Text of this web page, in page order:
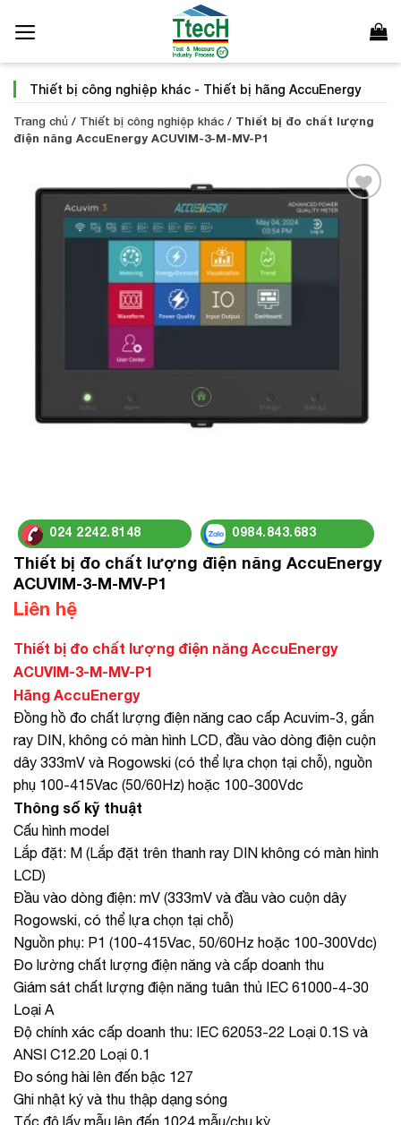
qua
dung
Thiết bị công nghiệp khác - Thiết bị hãng AccuEnergy
Trang chủ / Thiết bị công nghiệp khác / Thiết bị đo chất lượng
điện năng AccuEnergy ACUVIM-3-M-MV-P1
Add to
024 2242.8148 0984.843.683
Thiết bị đo chất lượng điện năng AccuEnergy
ACUVIM-3-M-MV-P1
Liên hệ
Thiết bị đo chất lượng điện năng AccuEnergy
ACUVIM-3-M-MV-P1
Hãng AccuEnergy
Đồng hồ đo chất lượng điện năng cao cấp Acuvim-3, gắn
ray DIN, không có màn hình LCD, đầu vào dòng điện cuộn
dây 333mV và Rogowski (có thể lựa chọn tại chỗ), nguồn
phụ 100-415Vac (50/60Hz) hoặc 100-300Vdc
Thông số kỹ thuật
Cấu hình model
Lắp đặt: M (Lắp đặt trên thanh ray DIN không có màn hình
LCD)
Đầu vào dòng điện: mV (333mV và đầu vào cuộn dây
Rogowski, có thể lựa chọn tại chỗ)
Nguồn phụ: P1 (100-415Vac, 50/60Hz hoặc 100-300Vdc)
Đo lường chất lượng điện năng và cấp doanh thu
Giám sát chất lượng điện năng tuân thủ IEC 61000-4-30
Loại A
Độ chính xác cấp doanh thu: IEC 62053-22 Loại 0.1S và
ANSI C12.20 Loại 0.1
Đo sóng hài lên đến bậc 127
Ghi nhật ký và thu thập dạng sóng
Tốc độ lấy mẫu lên đến 1024 mẫu/chu kỳ